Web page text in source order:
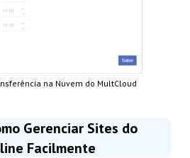
na Nuvem do MultCloud
Gerenciar Sites do
Facilmente